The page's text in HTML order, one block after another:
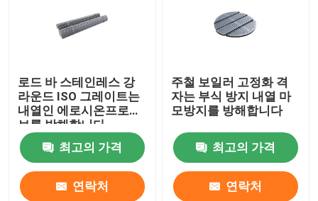
로드 바 스테인레스 강
라운드 ISO 그레이트는
내열인 에로시온프로어
브를 방해합니다
최고의 가격
연락처
주철 보일러 고정화 격
자는 부식 방지 내열 마
모방지를 방해합니다
최고의 가격
연락처